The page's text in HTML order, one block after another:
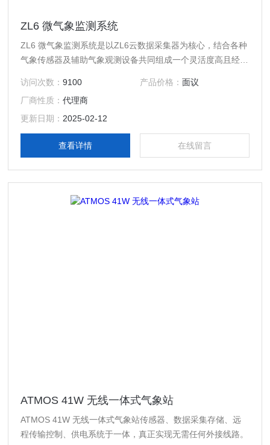
ZL6 微气象监测系统
ZL6 微气象监测系统是以ZL6云数据采集器为核心，结合各种
气象传感器及辅助气象观测设备共同组成一个灵活度高且经济
访问次数：9100 产品价格： 面议
厂商性质：代理商
更新日期： 2025-02-12
查看详情 在线留言
ATMOS 41W 无线一体式气象站
ATMOS 41W 无线一体式气象站传感器、数据采集存储、远
程传输控制、供电系统于一体，真正实现无需任何外接线路。